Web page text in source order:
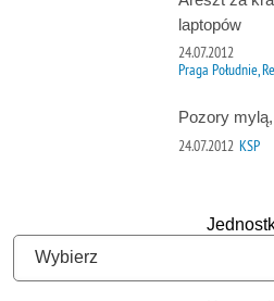
laptopów
24.07.2012
Praga Południe,
Pozory
24.07.2012 KSP